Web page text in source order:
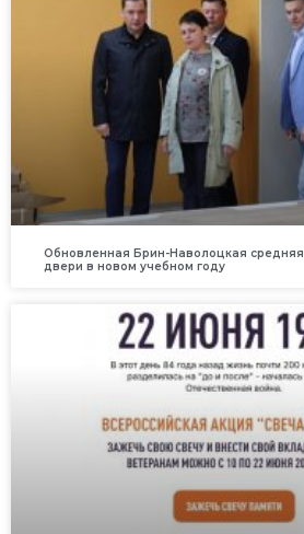
Обновленная Брин-Наволоцкая средняя
двери в новом учебном году